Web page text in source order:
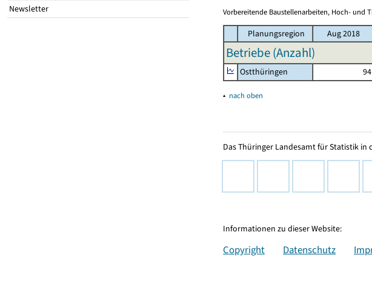
Newsletter
Vorbereitende Baustellenarbeiten, Hoch- und
Planungsregion Aug 2018
Betriebe (Anzahl)
Ostthüringen 94
▴ nach oben
Das Thüringer Landesamt für Statistik in
Informationen zu dieser Website:
Copyright Datenschutz